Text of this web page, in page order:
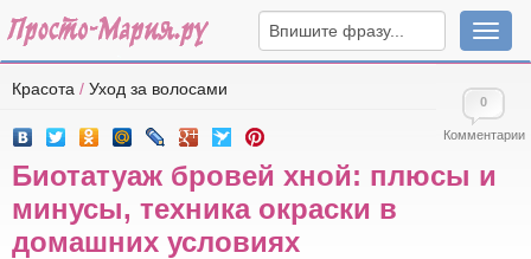
Красота / Уход за волосами
0
Комментарии
Биотатуаж бровей хной: плюсы и
минусы, техника окраски в
домашних условиях